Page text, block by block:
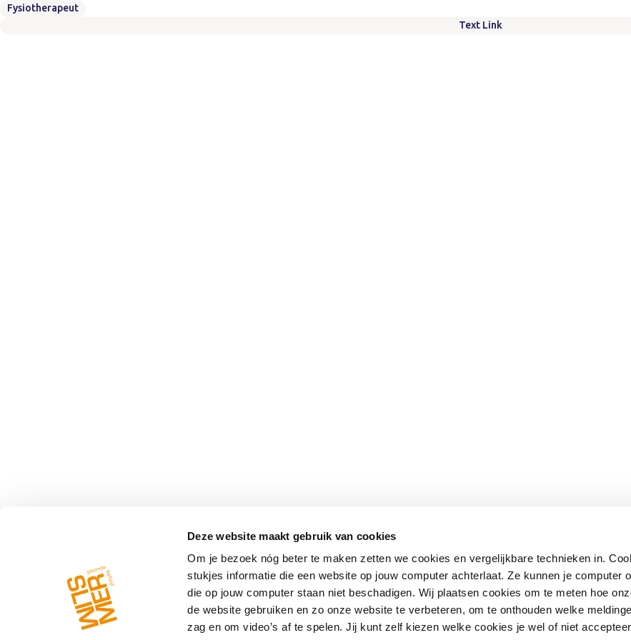
Deze website maakt gebruik van cookies
Om je bezoek nóg beter te maken zetten we cookies en vergelijkbare technieken in.
stukjes informatie die een website op jouw computer achterlaat. Ze kunnen je computer
die op jouw computer staan niet beschadigen. Wij plaatsen cookies om te meten hoe
de website gebruiken en zo onze website te verbeteren, om te onthouden welke
zag en om video’s af te spelen. Jij kunt zelf kiezen welke cookies je wel of niet
Fysiotherapeut
Text Link